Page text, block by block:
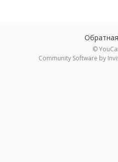
©
Community Software by